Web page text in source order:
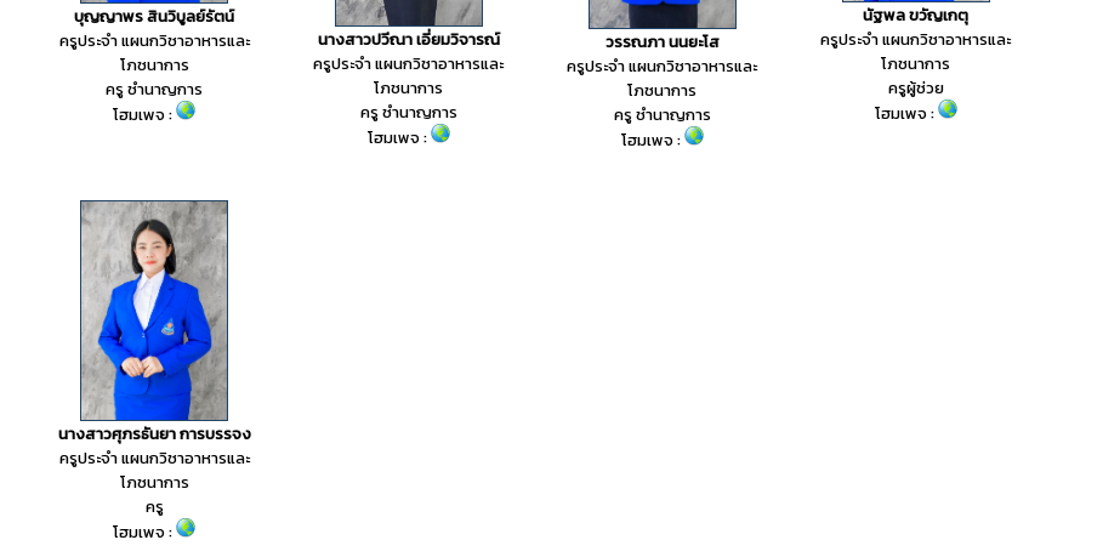
บุญญาพร สินวิบูลย์รัตน์
ครูประจำ แผนกวิชาอาหารและ
โภชนาการ
ครู ชำนาญการ
โฮมเพจ :
นางสาวปวีณา เอี่ยมวิจารณ์
ครูประจำ แผนกวิชาอาหารและ
โภชนาการ
ครู ชำนาญการ
โฮมเพจ :
วรรณภา นนยะโส
ครูประจำ แผนกวิชาอาหารและ
โภชนาการ
ครู ชำนาญการ
โฮมเพจ :
นัฐพล ขวัญเกตุ
ครูประจำ แผนกวิชาอาหารและ
โภชนาการ
ครูผู้ช่วย
โฮมเพจ :
นางสาวศุภรธันยา การบรรจง
ครูประจำ แผนกวิชาอาหารและ
โภชนาการ
ครู
โฮมเพจ :